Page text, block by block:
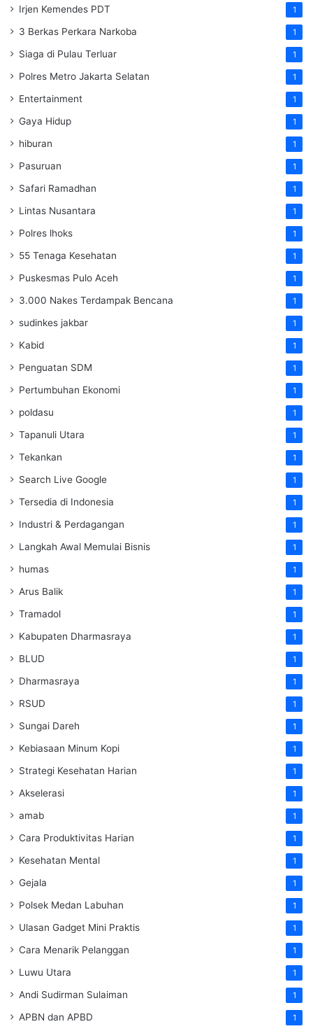
Irjen Kemendes PDT 1
3 Berkas Perkara Narkoba 1
Siaga di Pulau Terluar 1
Polres Metro Jakarta Selatan 1
Entertainment 1
Gaya Hidup 1
hiburan 1
Pasuruan 1
Safari Ramadhan 1
Lintas Nusantara 1
Polres lhoks 1
55 Tenaga Kesehatan 1
Puskesmas Pulo Aceh 1
3.000 Nakes Terdampak Bencana 1
sudinkes jakbar 1
Kabid 1
Penguatan SDM ‎ 1
Pertumbuhan Ekonomi 1
poldasu 1
Tapanuli Utara 1
Tekankan 1
Search Live Google 1
Tersedia di Indonesia 1
Industri & Perdagangan 1
Langkah Awal Memulai Bisnis 1
humas 1
Arus Balik 1
Tramadol 1
Kabupaten Dharmasraya 1
BLUD 1
Dharmasraya 1
RSUD 1
Sungai Dareh 1
Kebiasaan Minum Kopi 1
Strategi Kesehatan Harian 1
Akselerasi 1
amab 1
Cara Produktivitas Harian 1
Kesehatan Mental 1
Gejala 1
Polsek Medan Labuhan 1
Ulasan Gadget Mini Praktis 1
Cara Menarik Pelanggan 1
Luwu Utara 1
Andi Sudirman Sulaiman 1
APBN dan APBD 1